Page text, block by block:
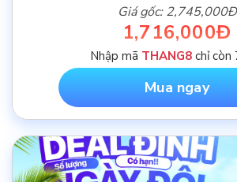
Giá gốc: 2,745,000Đ
1,716,000Đ
Nhập mã THANG8 chỉ còn
Mua ngay